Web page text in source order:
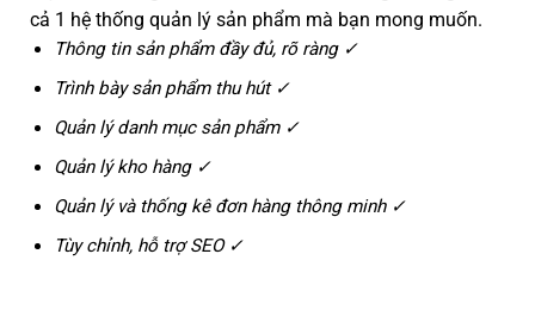
cả 1 hệ thống quản lý sản phẩm mà bạn mong muốn.
Thông tin sản phẩm đầy đủ, rõ ràng ✓
Trình bày sản phẩm thu hút ✓
Quản lý danh mục sản phẩm ✓
Quản lý kho hàng ✓
Quản lý và thống kê đơn hàng thông minh ✓
Tùy chỉnh, hỗ trợ SEO ✓